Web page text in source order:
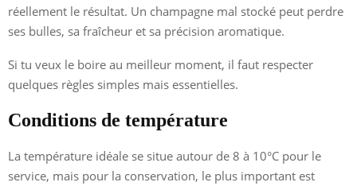
réellement le résultat. Un champagne mal stocké peut perdre
ses bulles, sa fraîcheur et sa précision aromatique.
Si tu veux le boire au meilleur moment, il faut respecter
quelques règles simples mais essentielles.
Conditions de température
La température idéale se situe autour de 8 à 10°C pour le
service, mais pour la conservation, le plus important est